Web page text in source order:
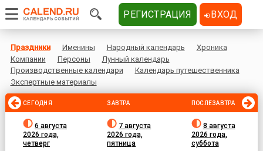
Праздники Именины Народный календарь
Хроника
Компании
Персоны
Лунный календарь
Производственные календари
Календарь путешественника
Экспертные материалы
СЕГОДНЯ
6 августа
2026 года,
четверг
ЗАВТРА
7 августа
2026 года,
пятница
ПОСЛЕЗАВТРА
8 августа
2026 года,
суббота
РЕГИСТРАЦИЯ ВХОД